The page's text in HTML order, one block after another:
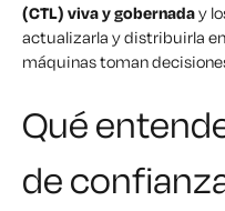
(CTL) viva y gobernaday
actualizarla y distribuirla
máquinas toman
Qué
de